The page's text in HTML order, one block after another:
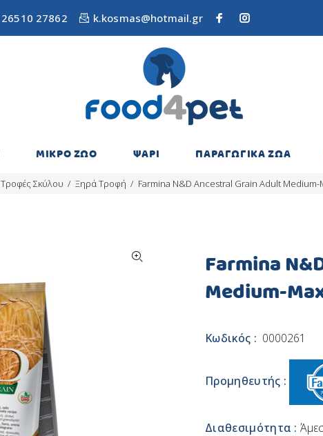
26510 27862 k.kosmas@hotmail.gr
ΜΙΚΡΟ ΖΩΟ ΨΑΡΙ ΠΑΡΑΓΩΓΙΚΑ ΖΩΑ
Τροφές Σκύλου Ξηρά Τροφή Farmina N&D Ancestral Grain Adult Medium-
Farmina
Medium-
Κωδικός : 0000261
Προμηθευτής :
Διαθεσιμότητα :